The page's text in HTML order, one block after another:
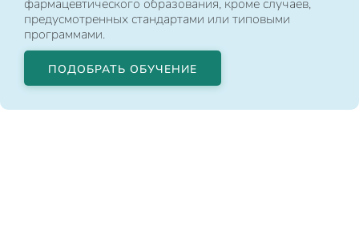
фармацевтического образования, кроме случаев,
предусмотренных стандартами или типовыми
программами.
ПОДОБРАТЬ ОБУЧЕНИЕ